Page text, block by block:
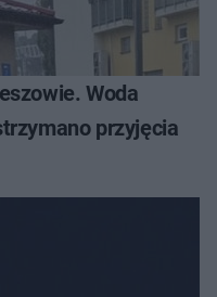
Woda
przyjęcia